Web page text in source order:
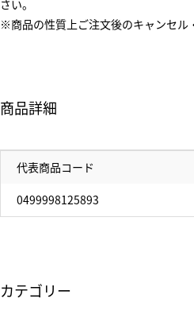
さい。
※商品の性質上ご注文後のキャンセル
商品詳細
代表商品コード
0499998125893
カテゴリー